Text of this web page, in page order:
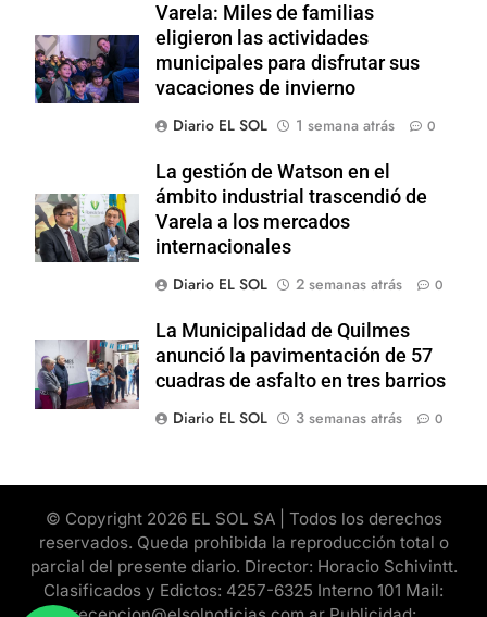
Varela: Miles de familias
eligieron las actividades
municipales para disfrutar sus
vacaciones de invierno
Diario EL SOL
1 semana atrás 0
La gestión de Watson en el
ámbito industrial trascendió de
Varela a los mercados
internacionales
Diario EL SOL
2 semanas atrás 0
La Municipalidad de Quilmes
anunció la pavimentación de 57
cuadras de asfalto en tres barrios
Diario EL SOL
3 semanas atrás 0
© Copyright 2026 EL SOL SA | Todos los derechos
reservados. Queda prohibida la reproducción total o
parcial del presente diario. Director: Horacio Schivintt.
Clasificados y Edictos: 4257-6325 Interno 101 Mail: